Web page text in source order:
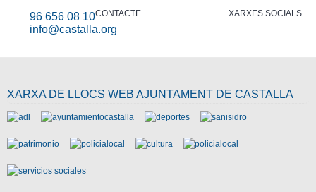
CONTACTE
96 656 08 10
info@castalla.org
XARXES SOCIALS
XARXA DE LLOCS WEB AJUNTAMENT DE CASTALLA